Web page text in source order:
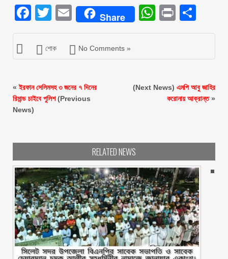
Facebook
Twitter
EmailShare Print
শোক No Comments »
«ইরফান সেলিমসহ ৩ জনের ৭ দিনের
রিমান্ড চাইবে পুলিশ(Previous
News)
(Next News) এমপি আবু জাহির
করোনায় আক্রান্ত»
RELATED NEWS